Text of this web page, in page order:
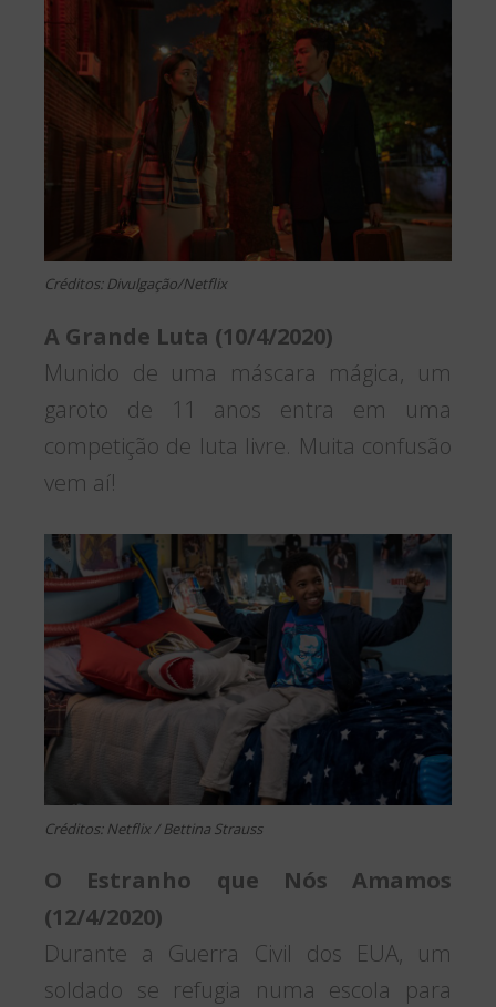
Créditos: Divulgação/Netflix
A Grande Luta (10/4/2020)
Munido de uma máscara mágica, um
garoto de 11 anos entra em uma
competição de luta livre. Muita confusão
vem aí!
Créditos: Netflix / Bettina Strauss
O Estranho que Nós Amamos
(12/4/2020)
Durante a Guerra Civil dos EUA, um
soldado se refugia numa escola para